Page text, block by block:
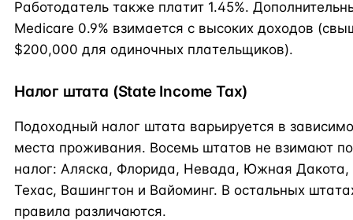
Работодатель также платит 1.45%.
Medicare 0.9% взимается с высоких доходов
$200,000 для одиночных плательщиков).
Налог штата (State Income Tax)
Подоходный налог штата варьируется в
места проживания. Восемь штатов не взимают
налог: Аляска, Флорида, Невада, Южная Дакота,
Техас, Вашингтон и Вайоминг. В остальных
правила различаются.